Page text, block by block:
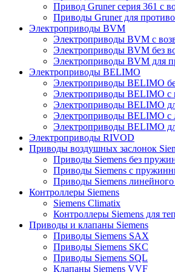
Привод Gruner серия 361 с
Приводы Gruner для
Электроприводы BVM
Электроприводы BVM с
Электроприводы BVM без
Электроприводы BVM для
Электроприводы BELIMO
Электроприводы BELIMO
Электроприводы BELIMO с
Электроприводы BELIMO
Электроприводы BELIMO
Электроприводы BELIMO
Электроприводы RIVOD
Приводы воздушных заслонок
Приводы Siemens без
Приводы Siemens с
Приводы Siemens линейного
Контроллеры Siemens
Siemens Climatix
Контроллеры Siemens для
Приводы и клапаны Siemens
Приводы Siemens SAX
Приводы Siemens SKC
Приводы Siemens SQL
Клапаны Siemens VVF